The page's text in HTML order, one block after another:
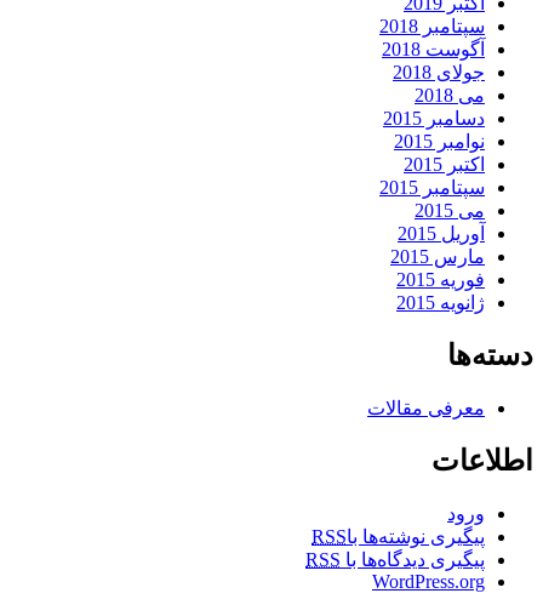
سپتامبر 2018
آگوست 2018
جولای 2018
می 2018
دسامبر 2015
نوامبر 2015
اکتبر 2015
سپتامبر 2015
می 2015
آوریل 2015
مارس 2015
فوریه 2015
ژانویه 2015
دسته‌ها
معرفی مقالات
اطلاعات
ورود
پیگیری نوشته‌ها با RSS
پیگیری دیدگاه‌ها باRSS
WordPress.org